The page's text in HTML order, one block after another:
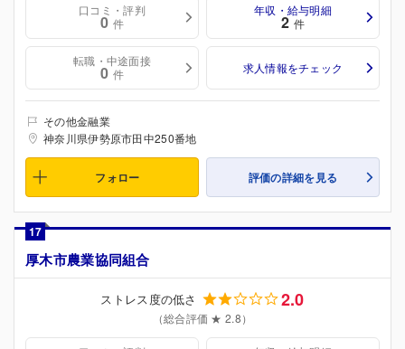
口コミ・評判
0 件
年収・給与明細
2 件
転職・中途面接
0 件 求人情報をチェック
その他金融業
神奈川県伊勢原市田中250番地
フォロー 評価の詳細を見る
17
厚木市農業協同組合
ストレス度の低さ 2.0
（総合評価 ★ 2.8）